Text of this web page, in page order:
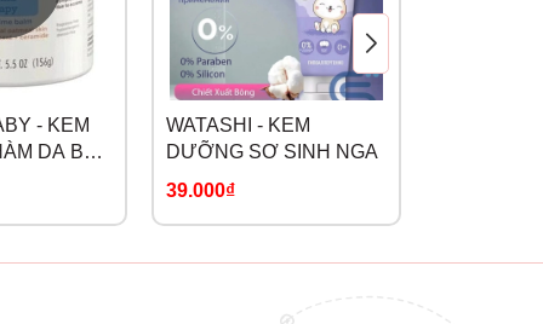
- KEM
DA BAN
WATASHI - KEM
DƯỠNG SƠ SINH NGA
39.000₫